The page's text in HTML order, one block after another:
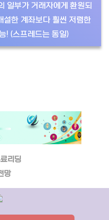
일부가 거래자에게 환원되
설한 계좌보다 훨씬 저렴한
! (스프레드는 동일)
리딩
망